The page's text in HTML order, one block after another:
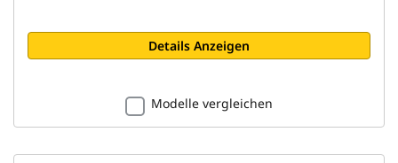
Details Anzeigen
Modelle vergleichen